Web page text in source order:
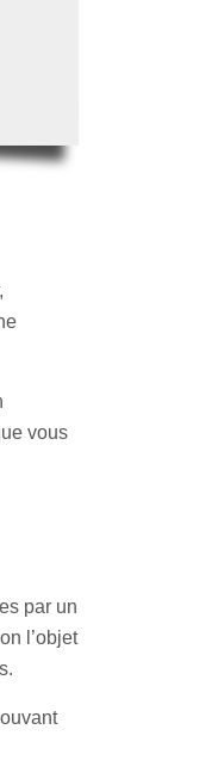
vous
par un
l’objet